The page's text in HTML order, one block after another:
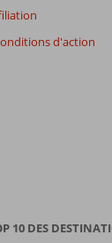
d'action
10 DES